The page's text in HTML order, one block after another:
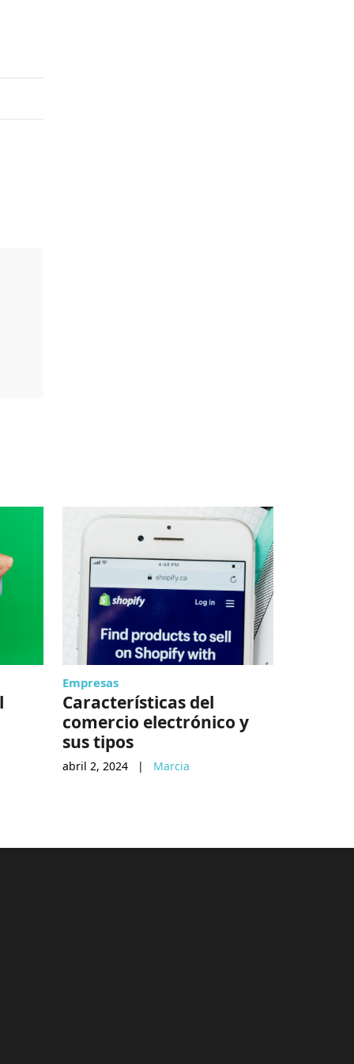
Empresas
Características del
comercio electrónico y
sus tipos
abril 2, 2024 | Marcia